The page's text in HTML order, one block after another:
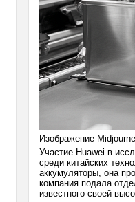
Изображение
Участие Huawei в
среди китайских
аккумуляторы, она
компания подала
известного своей